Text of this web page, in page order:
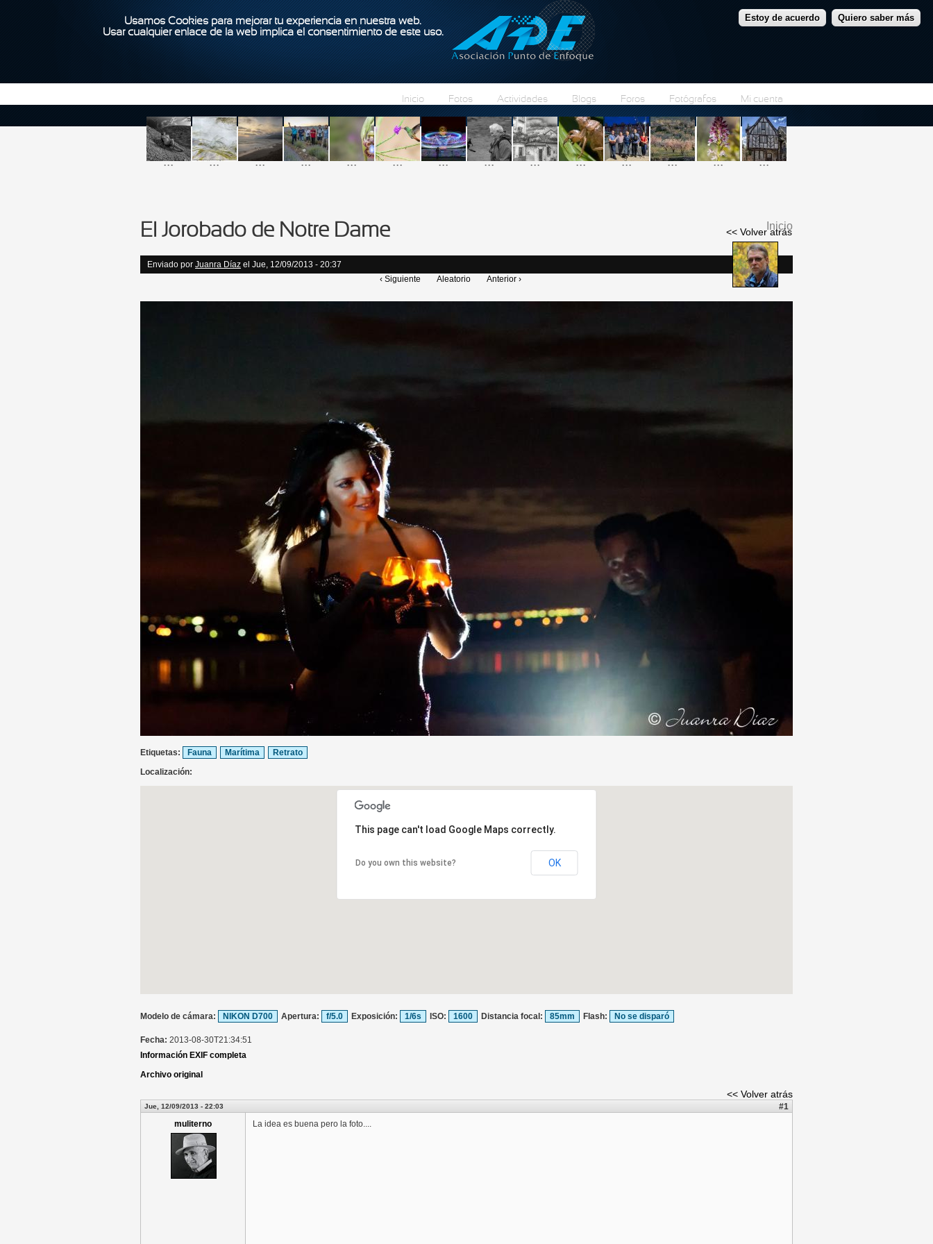
Usamos Cookies para mejorar tu experiencia en nuestra web.
Usar cualquier enlace de la web implica el consentimiento de este uso.
Estoy de acuerdo Quiero saber más
Pasar al contenido principal
Inicio Fotos Actividades Blogs Foros Fotógrafos Mi cuenta
... ... ... ... ... ... ... ... ... ... ... ... ... ...
Se encuentra usted
aquí
Inicio
El Jorobado de Notre Dame << Volver atrás
Enviado por Juanra Díaz el Jue, 12/09/2013 - 20:37
‹ Siguiente
Aleatorio Anterior ›
Etiquetas: Fauna Marítima
Retrato
Localización:
This page can't load Google Maps correctly.
Do you own this website? OK
Modelo de cámara: NIKON D700 Apertura: f/5.0 Exposición: 1/6s ISO: 1600 Distancia focal: 85mm Flash: No se disparó
Fecha: 2013-08-30T21:34:51
Información EXIF completa
Archivo original
<< Volver atrás
Jue, 12/09/2013 - 22:03
#1
muliterno
La idea es buena pero la foto....